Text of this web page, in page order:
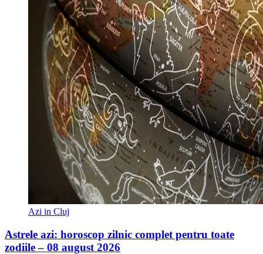
Azi in Cluj
Astrele azi: horoscop zilnic complet pentru toate
zodiile – 08 august 2026